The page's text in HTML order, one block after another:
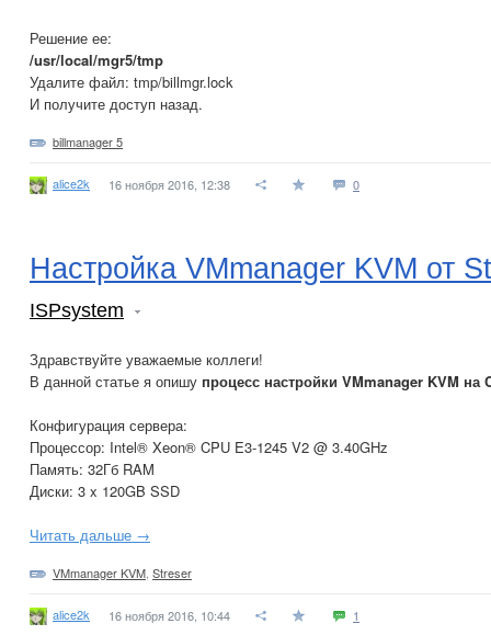
Решение ее:
/usr/local/mgr5/tmp
Удалите файл: tmp/billmgr.lock
И получите доступ назад.
billmanager 5
alice2k 16 ноября 2016, 12:38 0
Настройка VMmanager KVM от
ISPsystem
Здравствуйте уважаемые коллеги!
В данной статье я опишу процесс настройки VMmanager KVM на
Конфигурация сервера:
Процессор: Intel® Xeon® CPU E3-1245 V2 @ 3.40GHz
Память: 32Гб RAM
Диски: 3 x 120GB SSD
Читать дальше →
VMmanager KVM Streser
alice2k 16 ноября 2016, 10:44 1